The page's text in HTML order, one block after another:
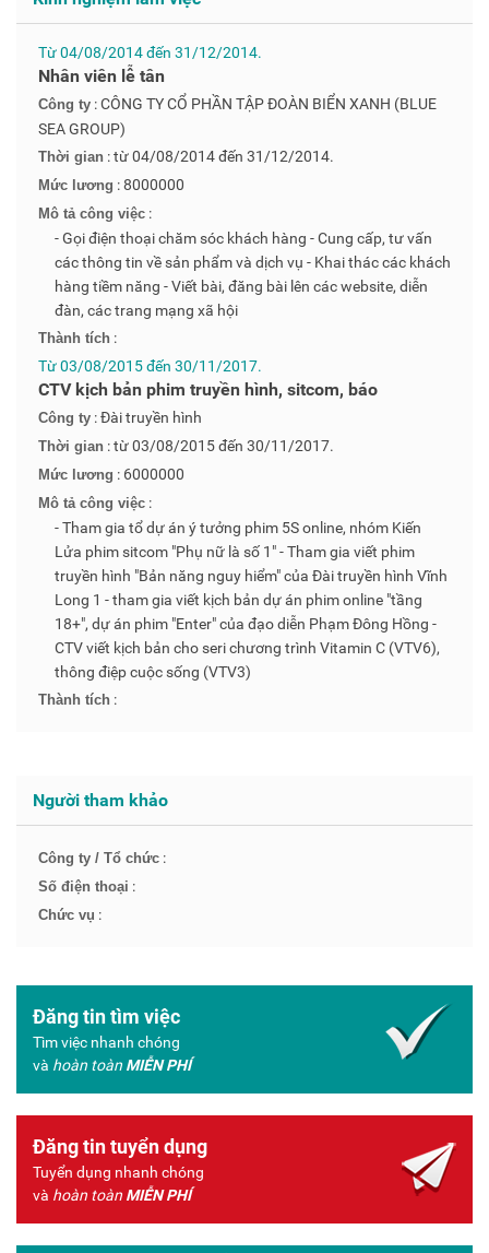
Từ 04/08/2014 đến 31/12/2014.
Nhân viên lễ tân
Công ty : CÔNG TY CỔ PHẦN TẬP ĐOÀN BIỂN XANH (BLUE
SEA GROUP)
Thời gian : từ 04/08/2014 đến 31/12/2014.
Mức lương : 8000000
Mô tả công việc :
- Gọi điện thoại chăm sóc khách hàng - Cung cấp, tư vấn
các thông tin về sản phẩm và dịch vụ - Khai thác các khách
hàng tiềm năng - Viết bài, đăng bài lên các website, diễn
đàn, các trang mạng xã hội
Thành tích :
Từ 03/08/2015 đến 30/11/2017.
CTV kịch bản phim truyền hình, sitcom, báo
Công ty : Đài truyền hình
Thời gian : từ 03/08/2015 đến 30/11/2017.
Mức lương : 6000000
Mô tả công việc :
- Tham gia tổ dự án ý tưởng phim 5S online, nhóm Kiến
Lửa phim sitcom "Phụ nữ là số 1" - Tham gia viết phim
truyền hình "Bản năng nguy hiểm" của Đài truyền hình Vĩnh
Long 1 - tham gia viết kịch bản dự án phim online "tầng
18+", dự án phim "Enter" của đạo diễn Phạm Đông Hồng -
CTV viết kịch bản cho seri chương trình Vitamin C (VTV6),
thông điệp cuộc sống (VTV3)
Thành tích :
Người tham khảo
Công ty / Tổ chức :
Số điện thoại :
Chức vụ :
Đăng tin tìm việc
Tìm việc nhanh chóng
và hoàn toàn MIỄN PHÍ
Đăng tin tuyển dụng
Tuyển dụng nhanh chóng
và hoàn toàn MIỄN PHÍ